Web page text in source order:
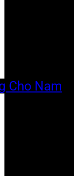
Cho Nam